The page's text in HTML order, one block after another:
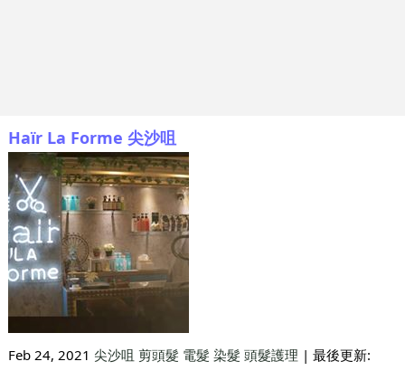
Haïr La Forme 尖沙咀
Feb 24, 2021 尖沙咀 剪頭髮 電髮 染髮 頭髮護理 | 最後更新: